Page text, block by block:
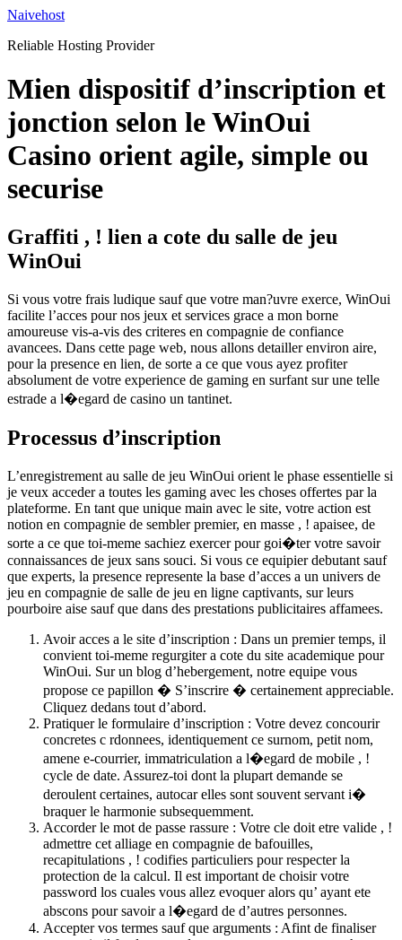
Skip
content
Naivehost
Reliable Hosting Provider
Mien dispositif d’inscription et
jonction selon le WinOui
Casino orient agile, simple ou
securise
Graffiti , ! lien a cote du salle de jeu
WinOui
Si vous votre frais ludique sauf que votre man?uvre exerce, WinOui
facilite l’acces pour nos jeux et services grace a mon borne
amoureuse vis-a-vis des criteres en compagnie de confiance
avancees. Dans cette page web, nous allons detailler environ aire,
pour la presence en lien, de sorte a ce que vous ayez profiter
absolument de votre experience de gaming en surfant sur une telle
estrade a l�egard de casino un tantinet.
Processus d’inscription
L’enregistrement au salle de jeu WinOui orient le phase essentielle si
je veux acceder a toutes les gaming avec les choses offertes par la
plateforme. En tant que unique main avec le site, votre action est
notion en compagnie de sembler premier, en masse , ! apaisee, de
sorte a ce que toi-meme sachiez exercer pour goi�ter votre savoir
connaissances de jeux sans souci. Si vous ce equipier debutant sauf
que experts, la presence represente la base d’acces a un univers de
jeu en compagnie de salle de jeu en ligne captivants, sur leurs
pourboire aise sauf que dans des prestations publicitaires affamees.
Avoir acces a le site d’inscription : Dans un premier temps, il
convient toi-meme regurgiter a cote du site academique pour
WinOui. Sur un blog d’hebergement, notre equipe vous
propose ce papillon � S’inscrire � certainement appreciable.
Cliquez dedans tout d’abord.
Pratiquer le formulaire d’inscription : Votre devez concourir
concretes c rdonnees, identiquement ce surnom, petit nom,
amene e-courrier, immatriculation a l�egard de mobile , !
cycle de date. Assurez-toi dont la plupart demande se
deroulent certaines, autocar elles sont souvent servant i�
braquer le harmonie subsequemment.
Accorder le mot de passe rassure : Votre cle doit etre valide , !
admettre cet alliage en compagnie de bafouilles,
recapitulations , ! codifies particuliers pour respecter la
protection de la calcul. Il est important de choisir votre
password los cuales vous allez evoquer alors qu’ ayant ete
abscons pour savoir a l�egard de d’autres personnes.
Accepter vos termes sauf que arguments : Afint de finaliser